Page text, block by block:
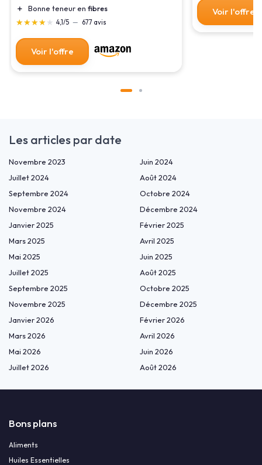
＋
Bonne teneur en fibres
★★★★★
★★★★★ 4,1/5 — 677 avis
Voir l'offre
Voir l'offre
Les articles par date
Novembre 2023
Juin 2024
Juillet 2024
Août 2024
Septembre 2024
Octobre 2024
Novembre 2024
Décembre 2024
Janvier 2025
Février 2025
Mars 2025
Avril 2025
Mai 2025
Juin 2025
Juillet 2025
Août 2025
Septembre 2025
Octobre 2025
Novembre 2025
Décembre 2025
Janvier 2026
Février 2026
Mars 2026
Avril 2026
Mai 2026
Juin 2026
Juillet 2026
Août 2026
Bons plans
Aliments
Huiles Essentielles